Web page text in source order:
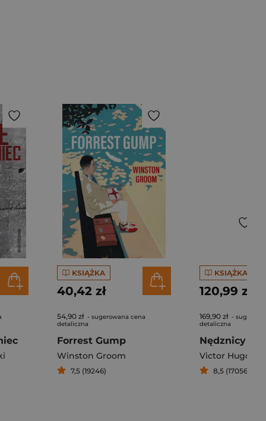
KSIĄŻKA
40,42 zł
54,90 zł - sugerowana cena
detaliczna
Forrest Gump
Winston Groom
7,5 (19246)
KSIĄŻKA
120,99 zł
169,90 zł -
detaliczna
Nędznicy
Victor Hugo
8,5 (17056)